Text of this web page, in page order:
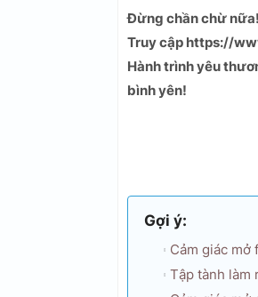
Đừng chần chừ
Truy cập https://
Hành trình yêu
bình yên!
Gợi ý:
Cảm giác
Tập tành làm